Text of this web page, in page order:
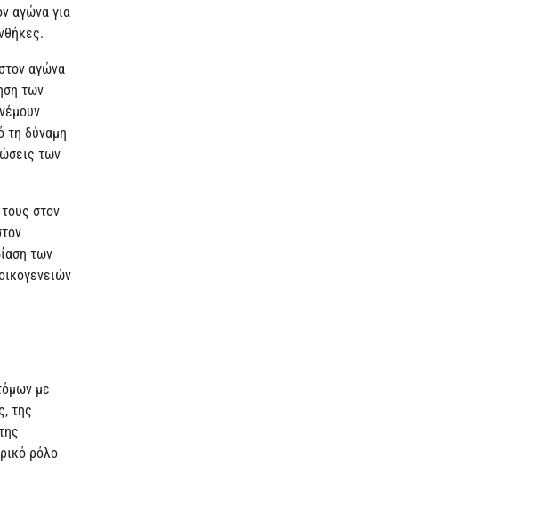
αγώνα για
αγώνα
των
τη δύναμη
των
στον
των
με
της
ρόλο